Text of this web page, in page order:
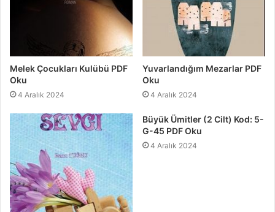
Melek Çocukları Kulübü PDF
Oku
4 Aralık 2024
Yuvarlandığım Mezarlar PDF
Oku
4 Aralık 2024
Büyük Ümitler (2 Cilt) Kod: 5-
G-45 PDF Oku
4 Aralık 2024